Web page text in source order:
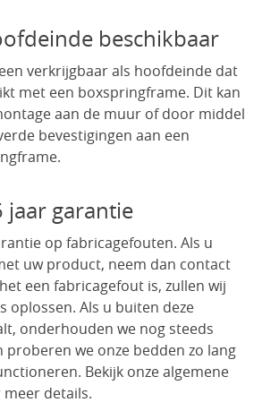
beschikbaar
verkrijgbaar als hoofdeinde dat
met een boxspringframe. Dit kan
aan de muur of door middel
bevestigingen aan een
jaar garantie
op fabricagefouten. Als u
uw product, neem dan contact
een fabricagefout is, zullen wij
oplossen. Als u buiten deze
onderhouden we nog steeds
proberen we onze bedden zo lang
Bekijk onze algemene
details.